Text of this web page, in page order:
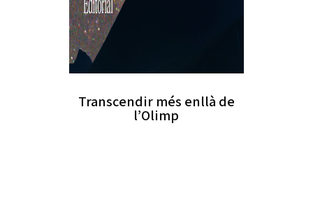
Transcendir més enllà de
l’Olimp